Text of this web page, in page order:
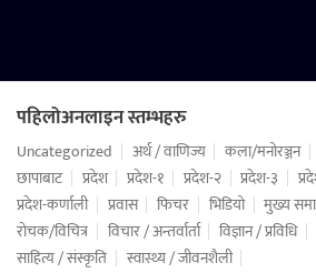
पहिलोअनलाइन स्तम्भहरु
Uncategorized अर्थ / वाणिज्य कला/मनोरञ्जन
छापाबाट
प्रदेश प्रदेश-१ प्रदेश-२ प्रदेश-३
प्रदेश-कर्णाली
प्रवास फिचर भिडियो मुख्य
रोचक/विचित्र
विचार / अन्तर्वार्ता विज्ञान / प्रविधि
साहित्य / संस्कृति
स्वास्थ्य / जीवनशैली